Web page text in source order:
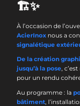
🏗️✨
À l’occasion de
AcierInoxnous a
signalétique
De la création
jusqu’à la pose,
pour un rendu
Au programme : la
bâtiment,